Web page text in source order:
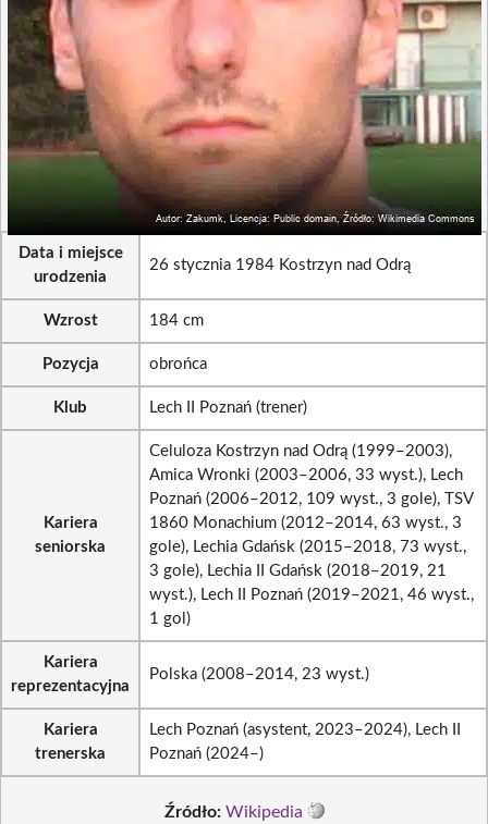
Data i miejsce
urodzenia
26 stycznia 1984 Kostrzyn nad Odrą
Wzrost 184 cm
Pozycja obrońca
Klub Lech II Poznań (trener)
Kariera
seniorska
Celuloza Kostrzyn nad Odrą (1999–2003),
Amica Wronki (2003–2006, 33 wyst.), Lech
Poznań (2006–2012, 109 wyst., 3 gole), TSV
1860 Monachium (2012–2014, 63 wyst., 3
gole), Lechia Gdańsk (2015–2018, 73 wyst.,
3 gole), Lechia II Gdańsk (2018–2019, 21
wyst.), Lech II Poznań (2019–2021, 46 wyst.,
1 gol)
Kariera
reprezentacyjna
Polska (2008–2014, 23 wyst.)
Kariera
trenerska
Lech Poznań (asystent, 2023–2024), Lech II
Poznań (2024–)
Źródło: Wikipedia